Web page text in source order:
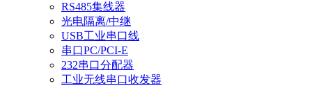
RS485集线器
光电隔离/中继
USB工业串口线
串口PC/PCI-E
232串口分配器
工业无线串口收发器